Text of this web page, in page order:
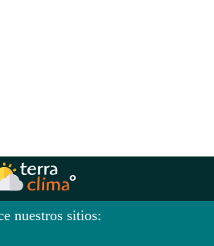
nuestros sitios: